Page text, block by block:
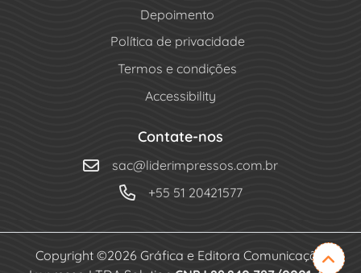
Depoimento
Política de privacidade
Termos e condições
Accessibility
Contate-nos
sac@liderimpressos.com.br
+55 51 20421577
Copyright ©2026 Gráfica e Editora Comunicação